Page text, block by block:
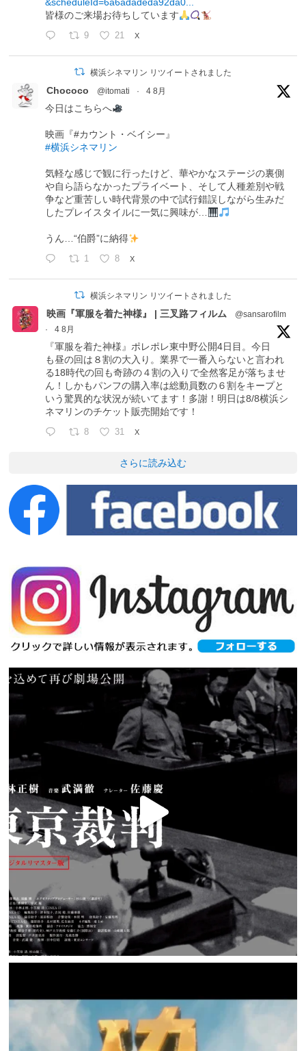
皆様のご来場お待ちしています
9 21 X
横浜シネマリン リツイートされました
Chococo @itomati · 4 8月
今日はこちらへ
映画『#カウント・ベイシー』
#横浜シネマリン
気軽な感じで観に行ったけど、華やかなステージの裏側
や自ら語らなかったプライベート、そして人種差別や戦
争など重苦しい時代背景の中で試行錯誤しながら生みだ
したプレイスタイルに一気に興味が…
うん…“伯爵”に納得
1 8 X
横浜シネマリン リツイートされました
映画『軍服を着た神様』 | 三叉路フィルム
@sansarofilm
·
4 8月
『軍服を着た神様』ポレポレ東中野公開4日目。今日
も昼の回は８割の大入り。業界で一番入らないと言われ
る18時代の回も奇跡の４割の入りで全然客足が落ちませ
ん！しかもパンフの購入率は総動員数の６割をキープと
いう驚異的な状況が続いてます！多謝！明日は8/8横浜シ
ネマリンのチケット販売開始です！
8 31 X
さらに読み込む